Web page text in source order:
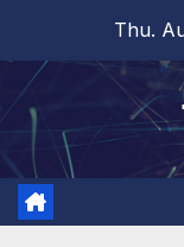
content
Thu.